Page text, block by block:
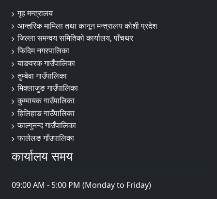
गृह मन्त्रालय
आन्तरिक मामिला तथा कानून मन्त्रालय कोशी प्रदेश
जिल्ला समन्वय समितिको कार्यालय, पाँचथर
फिदिम नगरपालिका
याङवरक गाउँपालिका
तुम्बेवा गाउँपालिका
मिक्लाजुङ गाउँपालिका
कुम्मायक गाउँपालिका
हिलिहाङ गाउँपालिका
फाल्गुनन्द गाउँपालिका
फालेलङ गाँउपालिका
कार्यालय समय
09:00 AM - 5:00 PM (Monday to Friday)